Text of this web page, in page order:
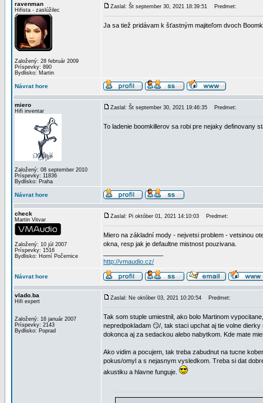
ravenman
Hifista - zaslúžilec
Založený: 28 február 2009
Príspevky: 890
Bydlisko: Martin
Zaslal: Št september 30, 2021 18:39:51 Predmet:
Ja sa tiež pridávam k šťastným majiteľom dvoch
Návrat hore
miero
Hifi inventar
Založený: 08 september 2010
Príspevky: 11836
Bydlisko: Praha
Zaslal: Št september 30, 2021 19:46:35 Predmet:
To ladenie boomkillerov sa robi pre nejaky definovany
Návrat hore
check
Martin Vitvar
Založený: 10 júl 2007
Príspevky: 1516
Bydlisko: Horní Počernice
Zaslal: Pi október 01, 2021 14:10:03 Predmet:
Miero na základní mody - nejvetsi problem - vetsinou
okna, resp jak je defaultne mistnost pouzivana.
http://vmaudio.cz/
Návrat hore
vlado.ba
Hifi expert
Založený: 16 január 2007
Príspevky: 2143
Bydlisko: Poprad
Zaslal: Ne október 03, 2021 10:20:54 Predmet:
Tak som stuple umiestnil, ako bolo Martinom
nepredpokladam 😏/, tak staci upchat aj tie volne
dokonca aj za sedackou alebo nabytkom. Kde mate
Ako vidim a pocujem, tak treba zabudnut na tucne
pokus/omyl a s nejasnym vysledkom. Treba si dat
akustiku a hlavne funguje.